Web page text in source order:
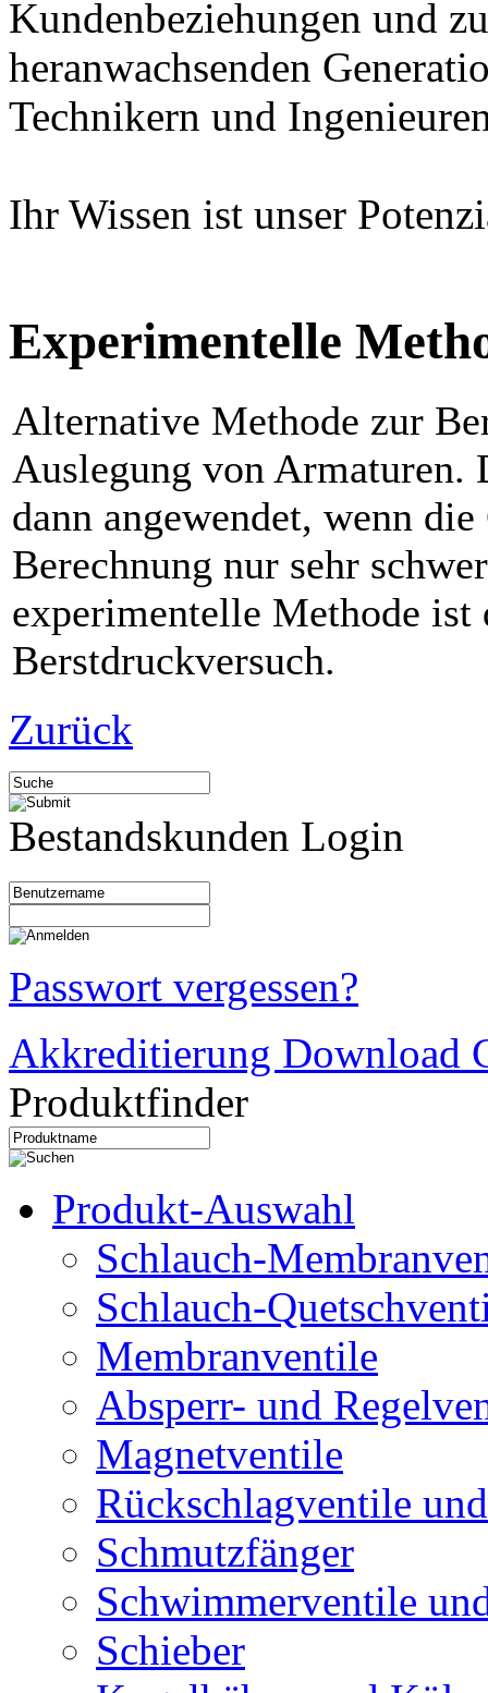
Kundenbeziehungen und
heranwachsenden
Technikern und
Ihr Wissen ist unser
Experimentelle
Alternative Methode zur
Auslegung von
dann angewendet, wenn
Berechnung nur sehr
experimentelle Methode ist
Berstdruckversuch.
Zurück
Bestandskunden Login
Passwort vergessen?
Akkreditierung Download
Produktfinder
Produkt-Auswahl
Schlauch-
Schlauch-
Membranventile
Absperr- und
Magnetventile
Rückschlagventile
Schmutzfänger
Schwimmerventile
Schieber